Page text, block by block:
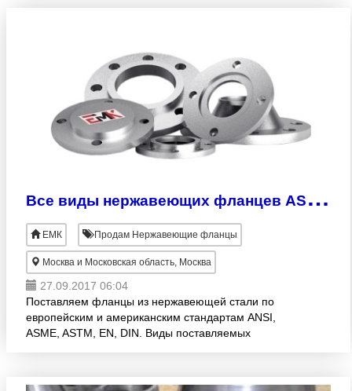
В
се виды нержавеющих фланцев ASME B16.5, EN 1092-1 из Европы
ЕМК Продам Нержавеющие фланцы
Москва и Московская область, Москва
27.09.2017 06:04
Поставляем фланцы из нержавеющей стали по
европейским и американским стандартам ANSI,
ASME, ASTM, EN, DIN. Виды поставляемых